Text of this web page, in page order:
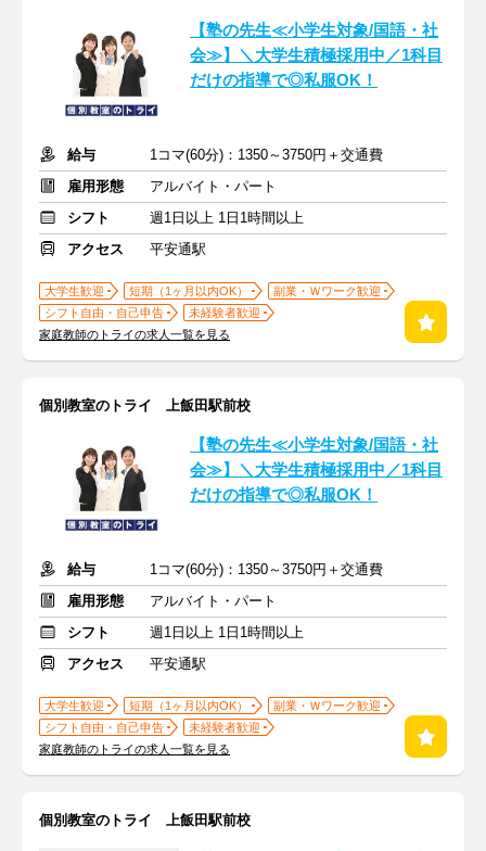
【塾の先生≪小学生対象/国語・社
会≫】＼大学生積極採用中／1科目
だけの指導で◎私服OK！
給与
1コマ(60分)：1350～3750円＋交通費
雇用形態
アルバイト・パート
シフト
週1日以上 1日1時間以上
アクセス
平安通駅
大学生歓迎 短期（1ヶ月以内OK）
副業・Ｗワーク歓迎
シフト自由・自己申告
未経験者歓迎
家庭教師のトライの求人一覧を見る
個別教室のトライ 上飯田駅前校
【塾の先生≪小学生対象/国語・社
会≫】＼大学生積極採用中／1科目
だけの指導で◎私服OK！
給与
1コマ(60分)：1350～3750円＋交通費
雇用形態
アルバイト・パート
シフト
週1日以上 1日1時間以上
アクセス
平安通駅
大学生歓迎 短期（1ヶ月以内OK）
副業・Ｗワーク歓迎
シフト自由・自己申告
未経験者歓迎
家庭教師のトライの求人一覧を見る
個別教室のトライ 上飯田駅前校